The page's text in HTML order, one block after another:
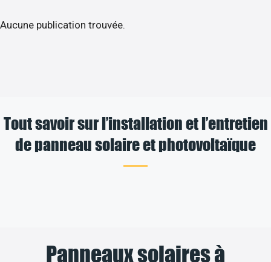
Aucune publication trouvée.
Tout savoir sur l’installation et l’entretien
de panneau solaire et photovoltaïque
Panneaux solaires à